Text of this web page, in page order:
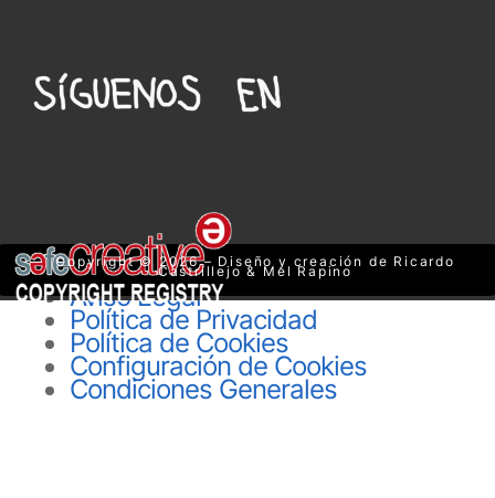
Copyright © 2026 – Diseño y creación de Ricardo
Castrillejo & Mel Rapino
Aviso Legal
Política de Privacidad
Política de Cookies
Configuración de Cookies
Condiciones Generales